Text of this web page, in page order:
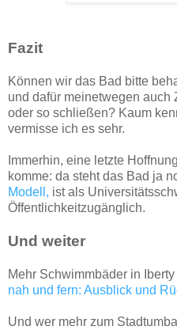
Fazit
Können wir das Bad bitte
und dafür meinetwegen auch
oder so schließen? Kaum
vermisse ich es sehr.
Immerhin, eine letzte
komme: da steht das Bad ja
Modell, ist als
Öffentlichkeitzugänglich.
Und weiter
Mehr Schwimmbäder in
nah und fern: Ausblick und
Und wer mehr zum